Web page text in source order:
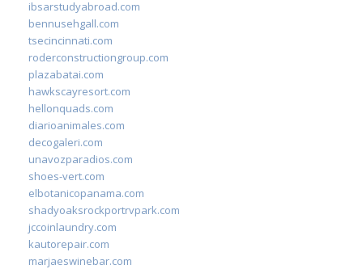
ibsarstudyabroad.com
bennusehgall.com
tsecincinnati.com
roderconstructiongroup.com
plazabatai.com
hawkscayresort.com
hellonquads.com
diarioanimales.com
decogaleri.com
unavozparadios.com
shoes-vert.com
elbotanicopanama.com
shadyoaksrockportrvpark.com
jccoinlaundry.com
kautorepair.com
marjaeswinebar.com